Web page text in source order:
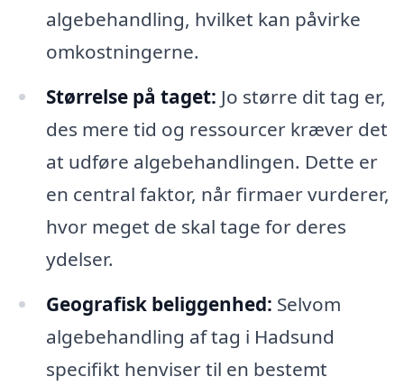
algebehandling, hvilket kan påvirke
omkostningerne.
Størrelse på taget: Jo større dit tag er,
des mere tid og ressourcer kræver det
at udføre algebehandlingen. Dette er
en central faktor, når firmaer vurderer,
hvor meget de skal tage for deres
ydelser.
Geografisk beliggenhed: Selvom
algebehandling af tag i Hadsund
specifikt henviser til en bestemt